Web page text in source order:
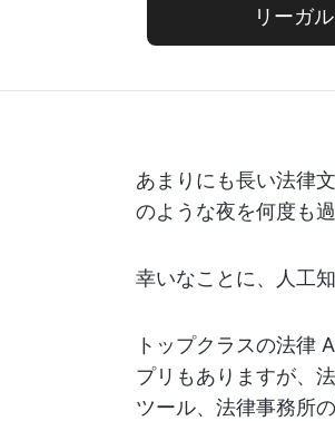
リーガ
あまりにも長い法律
のような夜を何度も
幸いなことに、人工
トップクラスの法律
プリもありますが、
ツール、法律事務所